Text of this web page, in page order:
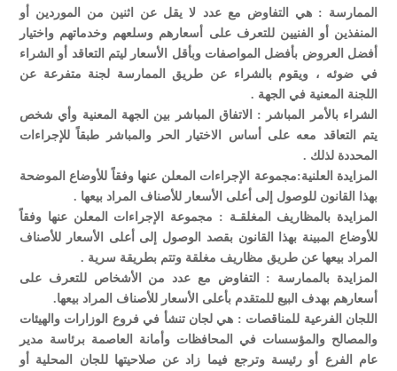
الممارسة : هي التفاوض مع عدد لا يقل عن اثنين من الموردين أو
المنفذين أو الفنيين للتعرف على أسعارهم وسلعهم وخدماتهم واختيار
أفضل العروض بأفضل المواصفات وبأقل الأسعار ليتم التعاقد أو الشراء
في ضوئه ، ويقوم بالشراء عن طريق الممارسة لجنة متفرعة عن
اللجنة المعنية في الجهة .
الشراء بالأمر المباشر : الاتفاق المباشر بين الجهة المعنية وأي شخص
يتم التعاقد معه على أساس الاختيار الحر والمباشر طبقاً للإجراءات
المحددة لذلك .
المزايدة العلنية:مجموعة الإجراءات المعلن عنها وفقاً للأوضاع الموضحة
بهذا القانون للوصول إلى أعلى الأسعار للأصناف المراد بيعها .
المزايدة بالمظاريف المغلقـة : مجموعة الإجراءات المعلن عنها وفقاً
للأوضاع المبينة بهذا القانون بقصد الوصول إلى أعلى الأسعار للأصناف
المراد بيعها عن طريق مظاريف مغلقة وتتم بطريقة سرية .
المزايدة بالممارسة : التفاوض مع عدد من الأشخاص للتعرف على
أسعارهم بهدف البيع للمتقدم بأعلى الأسعار للأصناف المراد بيعها.
اللجان الفرعية للمناقصات : هي لجان تنشأ في فروع الوزارات والهيئات
والمصالح والمؤسسات في المحافظات وأمانة العاصمة برئاسة مدير
عام الفرع أو رئيسة وترجع فيما زاد عن صلاحيتها للجان المحلية أو